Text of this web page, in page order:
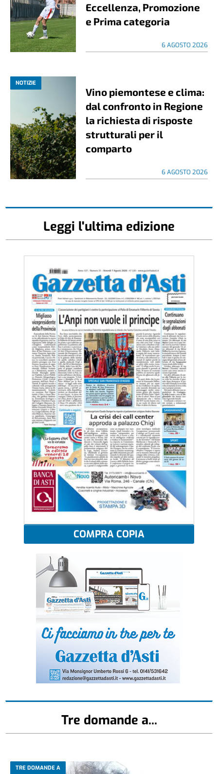
Eccellenza, Promozione
e Prima categoria
6 AGOSTO 2026
NOTIZIE
Vino piemontese e clima:
dal confronto in Regione
la richiesta di risposte
strutturali per il
comparto
6 AGOSTO 2026
Leggi l'ultima edizione
COMPRA COPIA
Tre domande a...
TRE DOMANDE A